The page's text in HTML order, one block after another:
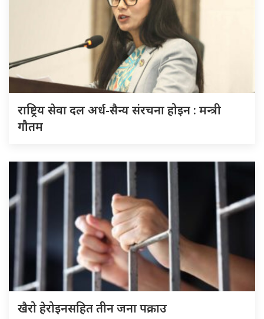
राष्ट्रिय सेवा दल अर्ध-सैन्य संरचना होइन : मन्त्री
गौतम
खैरो हेरोइनसहित तीन जना पक्राउ